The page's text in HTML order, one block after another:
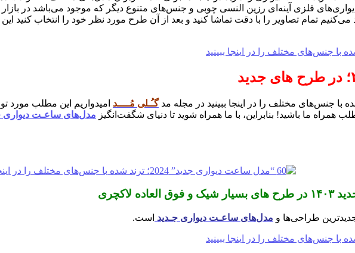
فلزی آینه‌ای رزین النسی چوبی و جنس‌های متنوع دیگر که موجود می‌باشد در
می‌کنیم تمام تصاویر را با دقت تماشا کنید و بعد از آن طرح مورد نظر خود را انتخاب
گـُـلی مُــــد امیدواریم این مطلب مورد
همراه ما باشید! بنابراین، با ما همراه شوید تا دنیای شگفت‌انگیز مدل‌های ساعـت دیواری
لاکچری
طراحی‌ها و مدل‌های ساعـت دیواری جـدید است.